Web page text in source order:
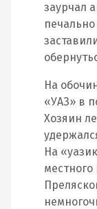
заурчал
На
«УАЗ» в
Хозяин
На